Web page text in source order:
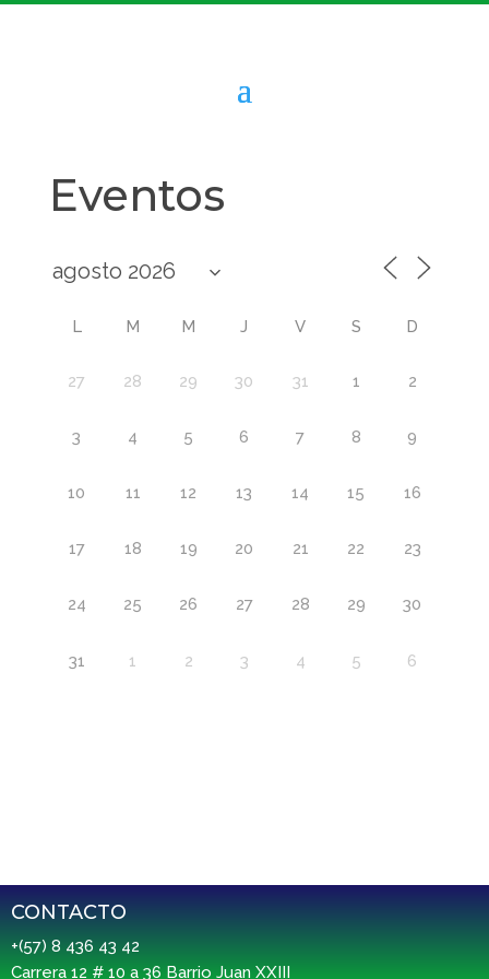
Eventos
L M M J V S D
27 28 29 30 31 1 2
3 4 5 6 7 8 9
10 11 12 13 14 15 16
17 18 19 20 21 22 23
24 25 26 27 28 29 30
31 1 2 3 4 5 6
CONTACTO
+(57) 8 436 43 42
Carrera 12 # 10 a 36 Barrio Juan XXIII